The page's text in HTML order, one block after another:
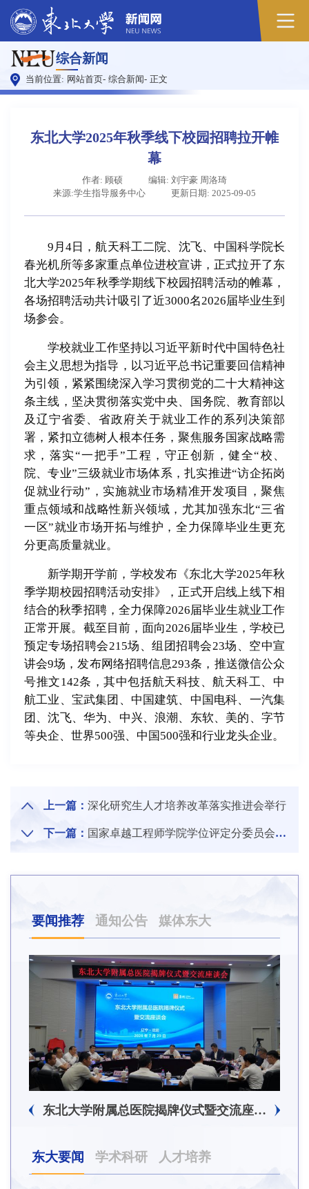
综合新闻
当前位置: 网站首页- 综合新闻- 正文
东北大学2025年秋季线下校园招聘拉开帷
幕
作者: 顾硕
编辑: 刘宇豪 周洛琦
来源:学生指导服务中心
更新日期: 2025-09-05
9月4日，航天科工二院、沈飞、中国科学院长
春光机所等多家重点单位进校宣讲，正式拉开了东
北大学2025年秋季学期线下校园招聘活动的帷幕，
各场招聘活动共计吸引了近3000名2026届毕业生到
场参会。
学校就业工作坚持以习近平新时代中国特色社
会主义思想为指导，以习近平总书记重要回信精神
为引领，紧紧围绕深入学习贯彻党的二十大精神这
条主线，坚决贯彻落实党中央、国务院、教育部以
及辽宁省委、省政府关于就业工作的系列决策部
署，紧扣立德树人根本任务，聚焦服务国家战略需
求，落实“一把手”工程，守正创新，健全“校、
院、专业”三级就业市场体系，扎实推进“访企拓岗
促就业行动”，实施就业市场精准开发项目，聚焦
重点领域和战略性新兴领域，尤其加强东北“三省
一区”就业市场开拓与维护，全力保障毕业生更充
分更高质量就业。
新学期开学前，学校发布《东北大学2025年秋
季学期校园招聘活动安排》，正式开启线上线下相
结合的秋季招聘，全力保障2026届毕业生就业工作
正常开展。截至目前，面向2026届毕业生，学校已
预定专场招聘会215场、组团招聘会23场、空中宣
讲会9场，发布网络招聘信息293条，推送微信公众
号推文142条，其中包括航天科技、航天科工、中
航工业、宝武集团、中国建筑、中国电科、一汽集
团、沈飞、华为、中兴、浪潮、东软、美的、字节
等央企、世界500强、中国500强和行业龙头企业。
上一篇： 深化研究生人才培养改革落实推进会举行
下一篇： 国家卓越工程师学院学位评定分委员会第一次工作会议召开
要闻推荐 通知公告 媒体东大
东北大学附属总医院揭牌仪式暨交流座谈会举行
东大要闻 学术科研 人才培养